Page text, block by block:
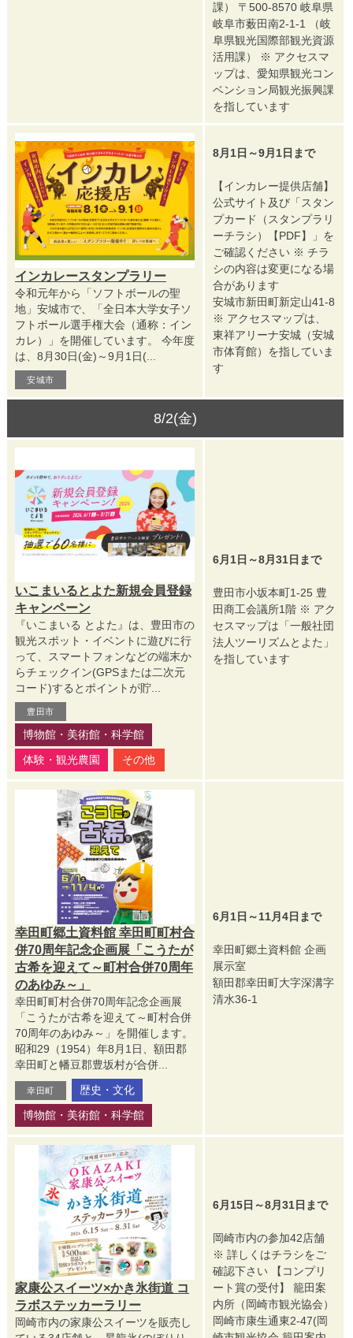
課） 〒500-8570 岐阜県
岐阜市薮田南2-1-1 （岐
阜県観光国際部観光資源
活用課） ※ アクセスマ
ップは、愛知県観光コン
ベンション局観光振興課
を指しています
インカレースタンプラリー
令和元年から「ソフトボールの聖
地」安城市で、「全日本大学女子ソ
フトボール選手権大会（通称：イン
カレ）」を開催しています。 今年度
は、8月30日(金)～9月1日(...
安城市
8月1日～9月1日まで
【インカレー提供店舗】
公式サイト及び「スタン
プカード（スタンプラリ
ーチラシ）【PDF】」を
ご確認ください ※ チラ
シの内容は変更になる場
合があります
安城市新田町新定山41-8
※ アクセスマップは、
東祥アリーナ安城（安城
市体育館）を指していま
す
8/2(金)
いこまいるとよた新規会員登録
キャンペーン
『いこまいる とよた』は、豊田市の
観光スポット・イベントに遊びに行
って、スマートフォンなどの端末か
らチェックイン(GPSまたは二次元
コード)するとポイントが貯...
豊田市
博物館・美術館・科学館
体験・観光農園
その他
6月1日～8月31日まで
豊田市小坂本町1-25 豊
田商工会議所1階 ※ アク
セスマップは「一般社団
法人ツーリズムとよた」
を指しています
幸田町郷土資料館 幸田町町村合
併70周年記念企画展「こうたが
古希を迎えて～町村合併70周年
のあゆみ～」
幸田町町村合併70周年記念企画展
「こうたが古希を迎えて～町村合併
70周年のあゆみ～」を開催します。
昭和29（1954）年8月1日、額田郡
幸田町と幡豆郡豊坂村が合併...
幸田町
歴史・文化
博物館・美術館・科学館
6月1日～11月4日まで
幸田町郷土資料館 企画
展示室
額田郡幸田町大字深溝字
清水36-1
家康公スイーツ×かき氷街道 コ
ラボステッカーラリー
岡崎市内の家康公スイーツを販売し
6月15日～8月31日まで
岡崎市内の参加42店舗
※ 詳しくはチラシをご
確認下さい 【コンプリ
ート賞の受付】 籠田案
内所（岡崎市観光協会）
岡崎市康生通東2-47(岡